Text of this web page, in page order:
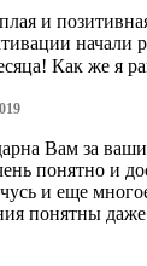
и
начали
Как же я
Вам за
понятно и
и еще
понятны